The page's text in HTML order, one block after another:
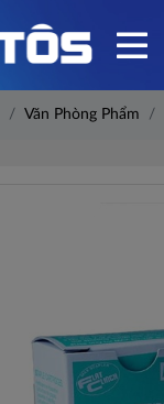
Văn Phòng Phẩm